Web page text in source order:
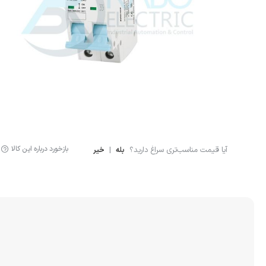
لوازم اندازه گیری
انکودر
آیا قیمت مناسب‌تری سراغ دارید؟ بله | خیر بازخورد درباره این کالا